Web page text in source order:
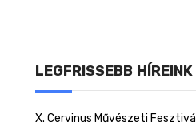
LEGFRISSEBB HÍREINK
X. Cervinus Művészeti Fesztivál